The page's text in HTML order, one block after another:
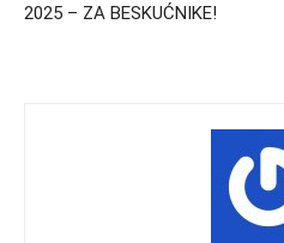
2025 – ZA BESKUĆNIKE!